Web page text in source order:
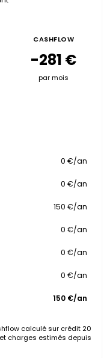
CASHFLOW
-281 €
par mois
0 €/an
0 €/an
150 €/an
0 €/an
0 €/an
0 €/an
150 €/an
calculé sur crédit 20
charges estimés depuis